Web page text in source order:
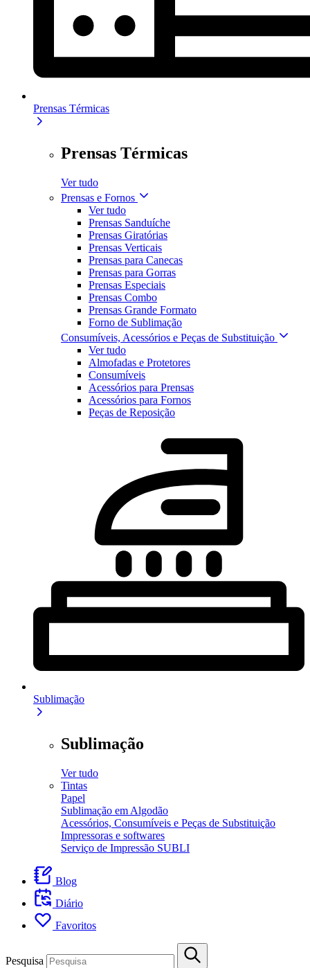
Prensas Térmicas
Prensas Térmicas
Ver tudo
Prensas e Fornos
Ver tudo
Prensas Sanduíche
Prensas Giratórias
Prensas Verticais
Prensas para Canecas
Prensas para Gorras
Prensas Especiais
Prensas Combo
Prensas Grande Formato
Forno de Sublimação
Consumíveis, Acessórios e Peças de Substituição
Ver tudo
Almofadas e Protetores
Consumíveis
Acessórios para Prensas
Acessórios para Fornos
Peças de Reposição
Sublimação
Sublimação
Ver tudo
Tintas
Papel
Sublimação em Algodão
Acessórios, Consumíveis e Peças de Substituição
Impressoras e softwares
Serviço de Impressão SUBLI
Blog
Diário
Favoritos
Pesquisa